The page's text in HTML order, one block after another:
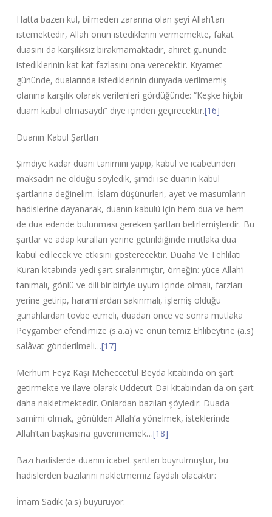
Hatta bazen kul, bilmeden zararına olan şeyi Allah’tan
istemektedir, Allah onun istediklerini vermemekte, fakat
duasını da karşılıksız bırakmamaktadır, ahiret gününde
istediklerinin kat kat fazlasını ona verecektir. Kıyamet
gününde, dualarında istediklerinin dünyada verilmemiş
olanına karşılık olarak verilenleri gördüğünde: “Keşke hiçbir
duam kabul olmasaydı” diye içinden geçirecektir.[16]
Duanın Kabul Şartları
Şimdiye kadar duanı tanımını yapıp, kabul ve icabetinden
maksadın ne olduğu söyledik, şimdi ise duanın kabul
şartlarına değinelim. İslam düşünürleri, ayet ve masumların
hadislerine dayanarak, duanın kabulü için hem dua ve hem
de dua edende bulunması gereken şartları belirlemişlerdir. Bu
şartlar ve adap kuralları yerine getirildiğinde mutlaka dua
kabul edilecek ve etkisini gösterecektir. Duaha Ve Tehlilatı
Kuran kitabında yedi şart sıralanmıştır, örneğin: yüce Allah’ı
tanımalı, gönlü ve dili bir biriyle uyum içinde olmalı, farzları
yerine getirip, haramlardan sakınmalı, işlemiş olduğu
günahlardan tövbe etmeli, duadan önce ve sonra mutlaka
Peygamber efendimize (s.a.a) ve onun temiz Ehlibeytine (a.s)
salâvat gönderilmeli…[17]
Merhum Feyz Kaşi Meheccet’ül Beyda kitabında on şart
getirmekte ve ilave olarak Uddetu’t-Dai kitabından da on şart
daha nakletmektedir. Onlardan bazıları şöyledir: Duada
samimi olmak, gönülden Allah’a yönelmek, isteklerinde
Allah’tan başkasına güvenmemek…[18]
Bazı hadislerde duanın icabet şartları buyrulmuştur, bu
hadislerden bazılarını nakletmemiz faydalı olacaktır:
İmam Sadık (a.s) buyuruyor: